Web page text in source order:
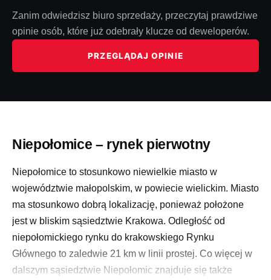
Zanim odwiedzisz biuro sprzedaży, przeczytaj prawdziwe
opinie osób, które już odebrały klucze od deweloperów.
PRZEGLĄDAJ OPINIE
Niepołomice – rynek pierwotny
Niepołomice to stosunkowo niewielkie miasto w
województwie małopolskim, w powiecie wielickim. Miasto
ma stosunkowo dobrą lokalizację, ponieważ położone
jest w bliskim sąsiedztwie Krakowa. Odległość od
niepołomickiego rynku do krakowskiego Rynku
Głównego to zaledwie 21 km w linii prostej. Co więcej w
dalszym sąsiedztwie Niepołomic znajduje się także